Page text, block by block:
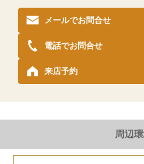
メールでお問合せ
来店予約
電話でお問合せ
周辺